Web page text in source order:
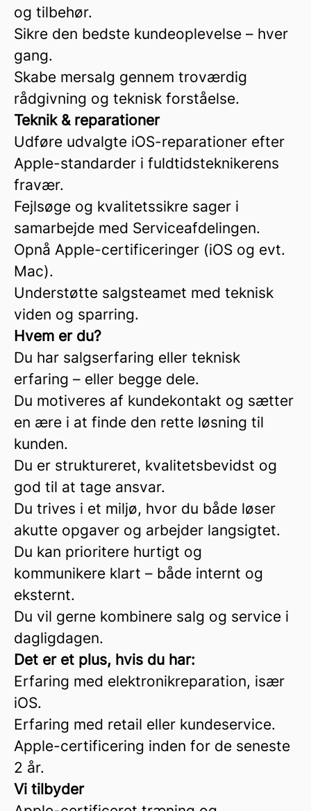
og tilbehør.
Sikre den bedste kundeoplevelse – hver
gang.
Skabe mersalg gennem troværdig
rådgivning og teknisk forståelse.
Teknik & reparationer
Udføre udvalgte iOS-reparationer efter
Apple-standarder i fuldtidsteknikerens
fravær.
Fejlsøge og kvalitetssikre sager i
samarbejde med Serviceafdelingen.
Opnå Apple-certificeringer (iOS og evt.
Mac).
Understøtte salgsteamet med teknisk
viden og sparring.
Hvem er du?
Du har salgserfaring eller teknisk
erfaring – eller begge dele.
Du motiveres af kundekontakt og sætter
en ære i at finde den rette løsning til
kunden.
Du er struktureret, kvalitetsbevidst og
god til at tage ansvar.
Du trives i et miljø, hvor du både løser
akutte opgaver og arbejder langsigtet.
Du kan prioritere hurtigt og
kommunikere klart – både internt og
eksternt.
Du vil gerne kombinere salg og service i
dagligdagen.
Det er et plus, hvis du har:
Erfaring med elektronikreparation, især
iOS.
Erfaring med retail eller kundeservice.
Apple-certificering inden for de seneste
2 år.
Vi tilbyder